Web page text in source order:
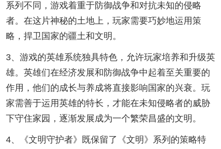
系列不同，游戏着重于防御战争和对抗未知的侵略
者。在这片神秘的土地上，玩家需要巧妙地运用策
略，捍卫国家的疆土和文明。
3、游戏的英雄系统独具特色，允许玩家培养和升级英
雄。英雄们在经济发展和防御战争中起着至关重要的
作用，他们的成长与养成将直接影响国家的兴衰。玩
家需善于运用英雄的特长，才能在未知侵略者的威胁
下守住家园，逐渐发展成为一个繁荣昌盛的文明。
4、《文明守护者》既保留了《文明》系列的策略特